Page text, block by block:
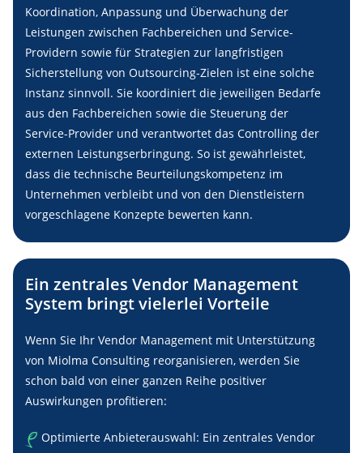
Koordination, Anpassung und Überwachung der
Leistungen zwischen Fachbereichen und Service-
Providern sowie für Strategien zur langfristigen
Sicherstellung von Outsourcing-Zielen ist eine solche
Instanz sinnvoll. Sie koordiniert die jeweiligen Bedarfe
aus den Fachbereichen sowie die Steuerung der
Service-Provider und verantwortet das Controlling der
externen Leistungserbringung. So ist gewährleistet,
dass die technische Beurteilungskompetenz im
Unternehmen verbleibt und von den Dienstleistern
vorgeschlagene Konzepte bewerten kann.
Ein zentrales Vendor Management
System bringt vielerlei Vorteile
Wenn Sie Ihr Vendor Management mit Unterstützung
von Miolma Consulting reorganisieren, werden Sie
schon bald von einer ganzen Reihe positiver
Auswirkungen profitieren:
Optimierte Anbieterauswahl: Ein zentrales Vendor